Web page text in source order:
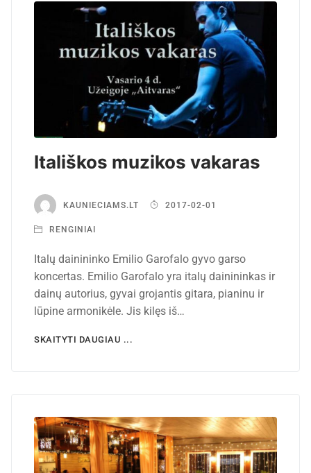
Itališkos muzikos vakaras
KAUNIECIAMS.LT 2017-02-01
RENGINIAI
Italų dainininko Emilio Garofalo gyvo garso
koncertas. Emilio Garofalo yra italų dainininkas ir
dainų autorius, gyvai grojantis gitara, pianinu ir
lūpine armonikėle. Jis kilęs iš…
SKAITYTI DAUGIAU ...